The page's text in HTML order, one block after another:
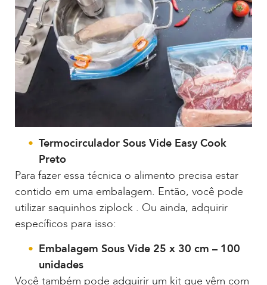
Termocirculador Sous Vide Easy Cook
Preto
Para fazer essa técnica o alimento precisa estar
contido em uma embalagem. Então, você pode
utilizar saquinhos ziplock . Ou ainda, adquirir
específicos para isso:
Embalagem Sous Vide 25 x 30 cm – 100
unidades
Você também pode adquirir um kit que vêm com